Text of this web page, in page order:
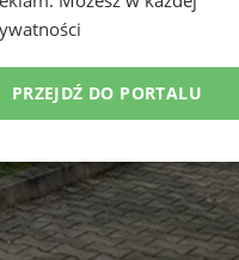
PRZEJDŹ DO PORTALU
Niesklasyfikowane